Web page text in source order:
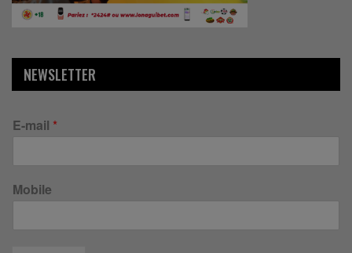
NEWSLETTER
E-mail *
Mobile